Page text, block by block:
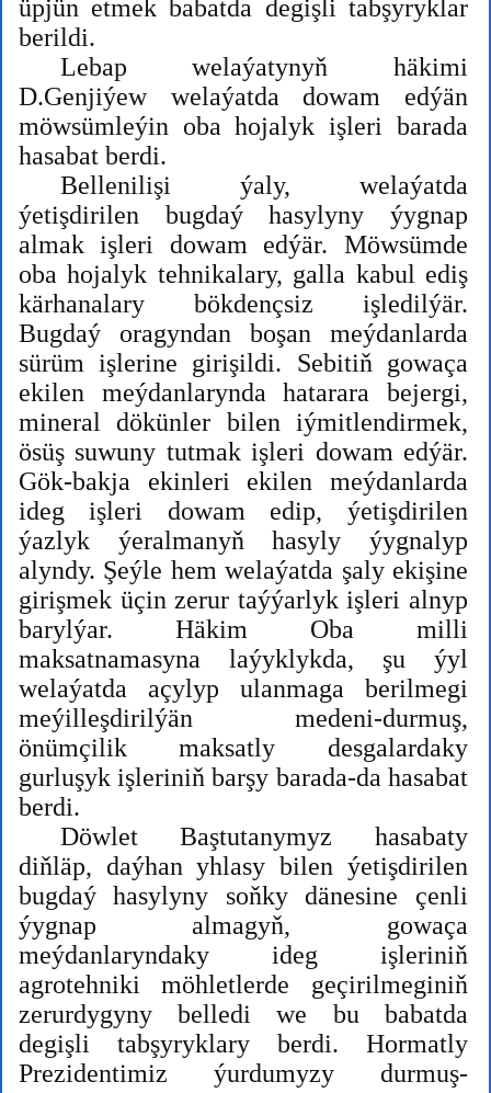
üpjün etmek babatda degişli tabşyryklar
berildi.
Lebap welaýatynyň häkimi
D.Genjiýew welaýatda dowam edýän
möwsümleýin oba hojalyk işleri barada
hasabat berdi.
Bellenilişi ýaly, welaýatda
ýetişdirilen bugdaý hasylyny ýygnap
almak işleri dowam edýär. Möwsümde
oba hojalyk tehnikalary, galla kabul ediş
kärhanalary bökdençsiz işledilýär.
Bugdaý oragyndan boşan meýdanlarda
sürüm işlerine girişildi. Sebitiň gowaça
ekilen meýdanlarynda hatarara bejergi,
mineral dökünler bilen iýmitlendirmek,
ösüş suwuny tutmak işleri dowam edýär.
Gök-bakja ekinleri ekilen meýdanlarda
ideg işleri dowam edip, ýetişdirilen
ýazlyk ýeralmanyň hasyly ýygnalyp
alyndy. Şeýle hem welaýatda şaly ekişine
girişmek üçin zerur taýýarlyk işleri alnyp
barylýar. Häkim Oba milli
maksatnamasyna laýyklykda, şu ýyl
welaýatda açylyp ulanmaga berilmegi
meýilleşdirilýän medeni-durmuş,
önümçilik maksatly desgalardaky
gurluşyk işleriniň barşy barada-da hasabat
berdi.
Döwlet Baştutanymyz hasabaty
diňläp, daýhan yhlasy bilen ýetişdirilen
bugdaý hasylyny soňky dänesine çenli
ýygnap almagyň, gowaça
meýdanlaryndaky ideg işleriniň
agrotehniki möhletlerde geçirilmeginiň
zerurdygyny belledi we bu babatda
degişli tabşyryklary berdi. Hormatly
Prezidentimiz ýurdumyzy durmuş-